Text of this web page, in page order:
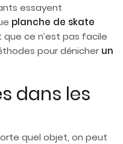
essayent
planche de skate
que ce n’est pas facile
pour dénicherun
dans les
quel objet, on peut